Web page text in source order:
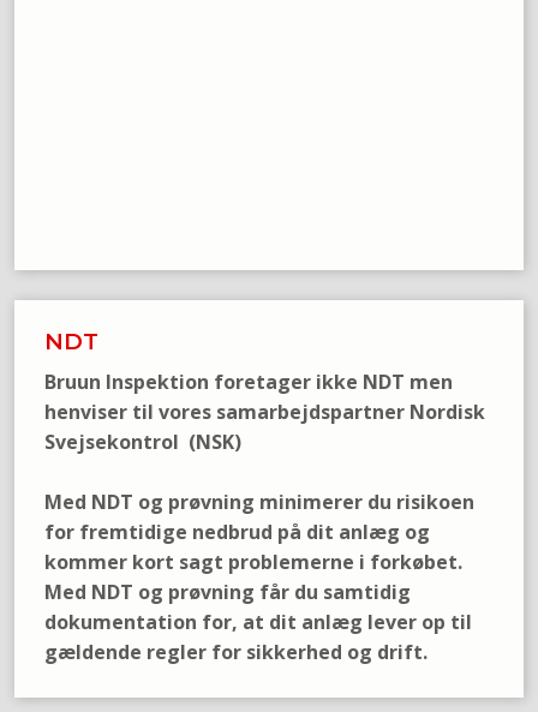
NDT
Bruun Inspektion foretager ikke NDT men
henviser til vores samarbejdspartner Nordisk
Svejsekontrol (NSK)
Med NDT og prøvning minimerer du risikoen
for fremtidige nedbrud på dit anlæg og
kommer kort sagt problemerne i forkøbet.
Med NDT og prøvning får du samtidig
dokumentation for, at dit anlæg lever op til
gældende regler for sikkerhed og drift.​